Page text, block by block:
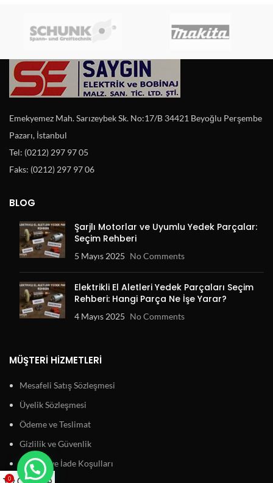
Emekyemez Mah. Sarızeybek Sk. No:17/B 34421 Beyoğlu Perşembe
Pazarı, İstanbul
Tel: (0212) 297 97 05
Faks: (0212) 297 97 06
BLOG
Şarjlı Motorlar ve Uyumlu Yedek Parçalar:
Seçim Rehberi
5 Mayıs 2025 No Comments
Elektrikli El Aletleri Yedek Parçaları Seçim
Rehberi: Hangi Parça Ne İşe Yarar?
4 Mayıs 2025 No Comments
MÜŞTERI HIZMETLERI
Mesafeli Satış Sözleşmesi
Üyelik Sözleşmesi
Ödeme ve Teslimat
Gizlilik ve Güvenlik
Garanti ve İade Koşulları
0